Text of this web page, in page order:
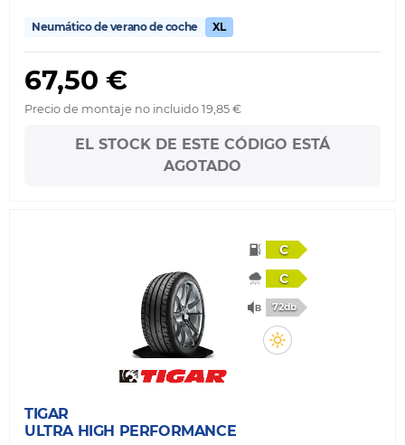
Neumático de verano de coche XL
67,50 €
Precio de montaje no incluido 19,85 €
EL STOCK DE ESTE CÓDIGO ESTÁ
AGOTADO
C
C
72db
TIGAR
ULTRA HIGH PERFORMANCE